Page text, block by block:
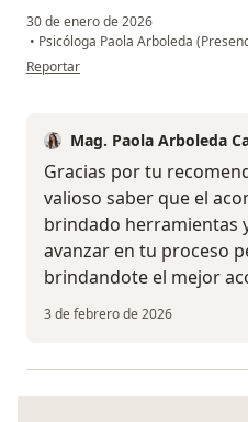
30 de enero de 2026
• Psicóloga Paola Arboleda
en opinión del usuario Luisa G.
Reportar
Mag. Paola Arboleda
Gracias por tu
valioso saber que el
brindado herramientas
avanzar en tu proceso
brindandote el mejor
3 de febrero de 2026